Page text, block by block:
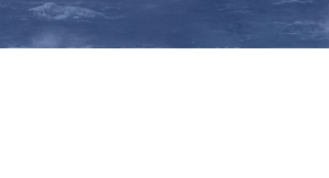
Электроогни
Нефтесборное оборудование
Elements
Template